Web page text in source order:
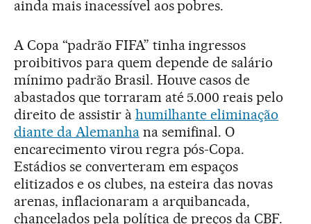
ainda mais inacessível aos pobres.
A Copa “padrão FIFA” tinha ingressos
proibitivos para quem depende de salário
mínimo padrão Brasil. Houve casos de
abastados que torraram até 5.000 reais pelo
direito de assistir à humilhante eliminação
diante da Alemanhana semifinal. O
encarecimento virou regra pós-Copa.
Estádios se converteram em espaços
elitizados e os clubes, na esteira das novas
arenas, inflacionaram a arquibancada,
chancelados pela política de preços da CBF.